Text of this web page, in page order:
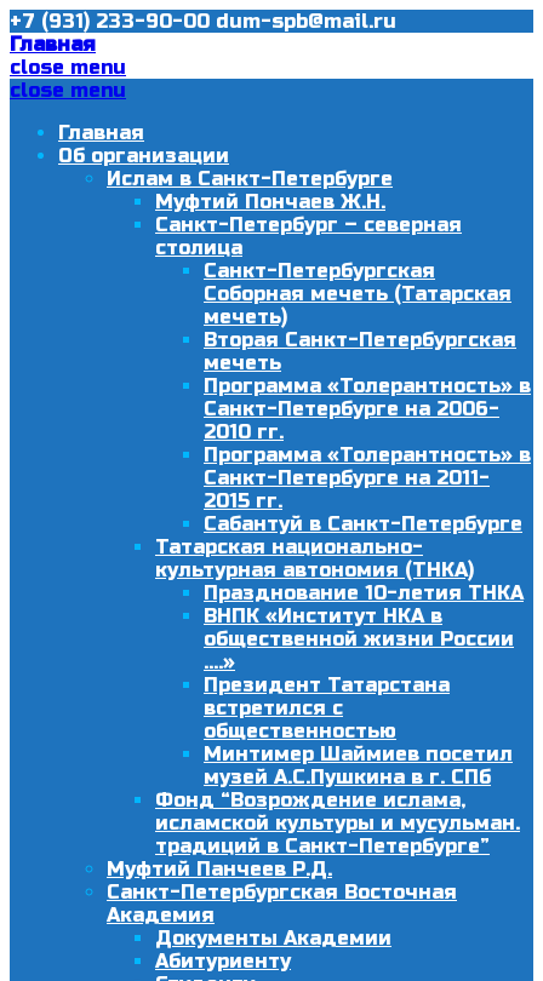
+7 (931) 233-90-00 dum-spb@mail.ru
Главная
close menu
close menu
Главная
Об организации
Ислам в Санкт-Петербурге
Муфтий Пончаев Ж.Н.
Санкт-Петербург – северная
столица
Санкт-Петербургская
Соборная мечеть (Татарская
мечеть)
Вторая Санкт-Петербургская
мечеть
Программа «Толерантность» в
Санкт-Петербурге на 2006-
2010 гг.
Программа «Толерантность» в
Санкт-Петербурге на 2011-
2015 гг.
Сабантуй в Санкт-Петербурге
Татарская национально-
культурная автономия (ТНКА)
Празднование 10-летия ТНКА
ВНПК «Институт НКА в
общественной жизни России
….»
Президент Татарстана
встретился с
общественностью
Минтимер Шаймиев посетил
музей А.С.Пушкина в г. СПб
Фонд “Возрождение ислама,
исламской культуры и мусульман.
традиций в Санкт-Петербурге”
Муфтий Панчеев Р.Д.
Санкт-Петербургская Восточная
Академия
Документы Академии
Абитуриенту